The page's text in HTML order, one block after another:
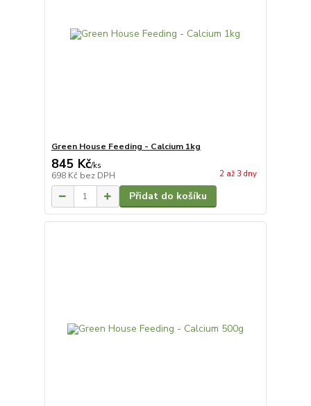
Green House Feeding - Calcium 1kg
845 Kč/ks
698 Kč bez DPH 2 až 3 dny
Přidat do košíku